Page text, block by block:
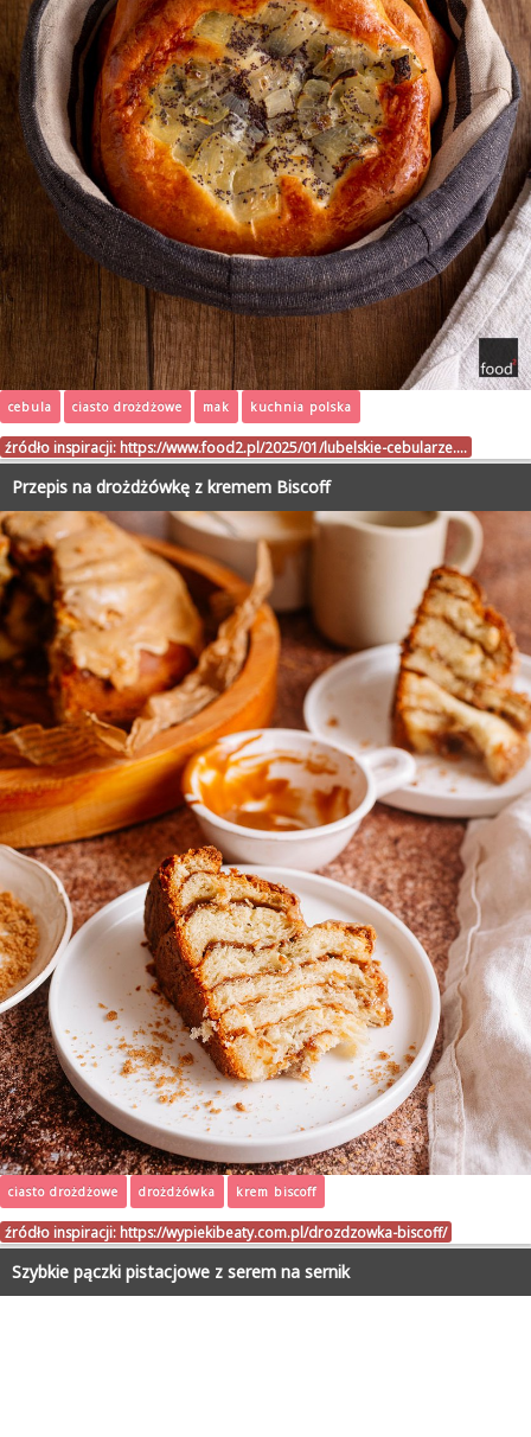
cebula ciasto drożdżowe mak kuchnia polska
źródło inspiracji: https://www.food2.pl/2025/01/lubelskie-cebularze.…
Przepis na drożdżówkę z kremem Biscoff
ciasto drożdżowe drożdżówka krem biscoff
źródło inspiracji: https://wypiekibeaty.com.pl/drozdzowka-biscoff/
Szybkie pączki pistacjowe z serem na sernik